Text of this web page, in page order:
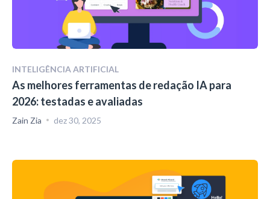
INTELIGÊNCIA ARTIFICIAL
As melhores ferramentas de redação IA para
2026: testadas e avaliadas
Zain Zia dez 30, 2025